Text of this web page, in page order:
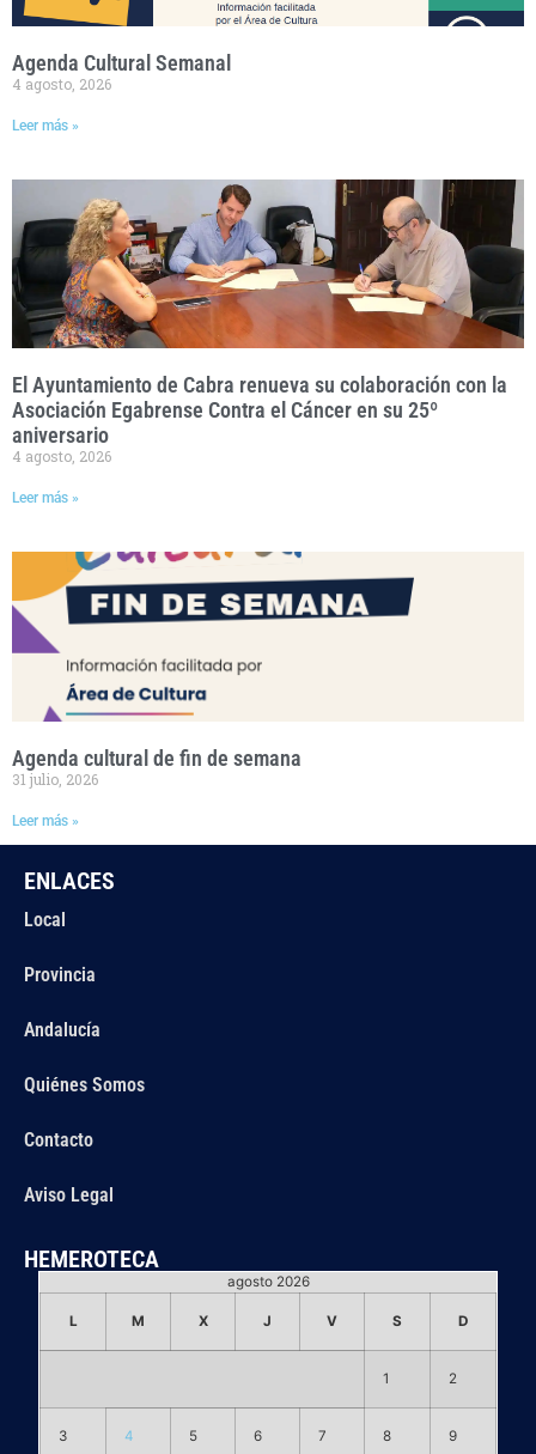
Agenda Cultural Semanal
4 agosto, 2026
Leer más »
El Ayuntamiento de Cabra renueva su colaboración con la
Asociación Egabrense Contra el Cáncer en su 25º
aniversario
4 agosto, 2026
Leer más »
Agenda cultural de fin de semana
31 julio, 2026
Leer más »
ENLACES
Local
Provincia
Andalucía
Quiénes Somos
Contacto
Aviso Legal
HEMEROTECA
agosto 2026
L M X J V S D
1 2
3 4 5 6 7 8 9